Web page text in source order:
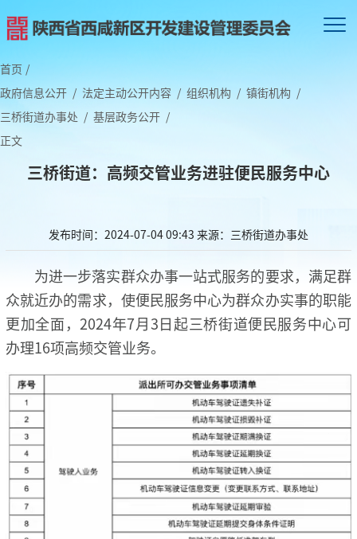
首页 /
政府信息公开 / 法定主动公开内容 / 组织机构 / 镇街机构 /
三桥街道办事处 / 基层政务公开 /
正文
三桥街道：高频交管业务进驻便民服务中心
发布时间：2024-07-04 09:43 来源：三桥街道办事处
为进一步落实群众办事一站式服务的要求，满足群
众就近办的需求，使便民服务中心为群众办实事的职能
更加全面，2024年7月3日起三桥街道便民服务中心可
办理16项高频交管业务。